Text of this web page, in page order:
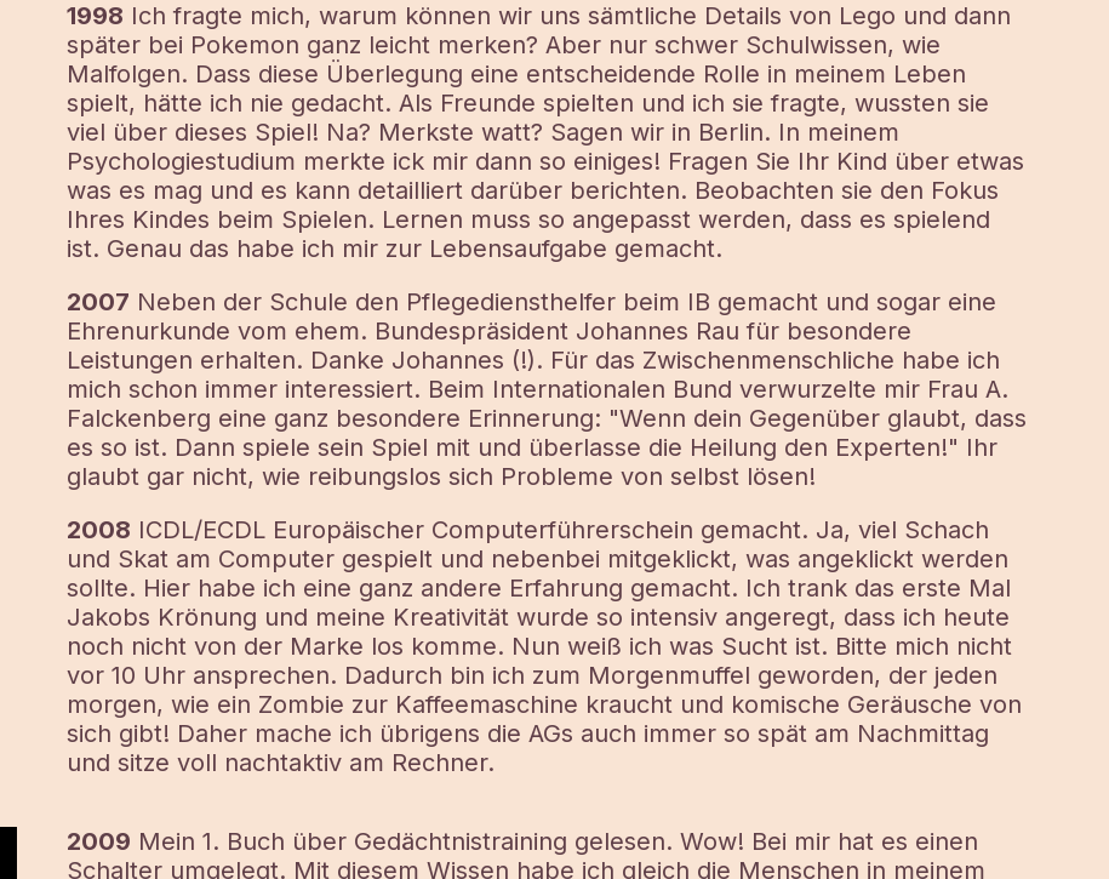
1998 Ich fragte mich, warum können wir uns sämtliche Details von Lego und dann
später bei Pokemon ganz leicht merken? Aber nur schwer Schulwissen, wie
Malfolgen. Dass diese Überlegung eine entscheidende Rolle in meinem Leben
spielt, hätte ich nie gedacht. Als Freunde spielten und ich sie fragte, wussten sie
viel über dieses Spiel! Na? Merkste watt? Sagen wir in Berlin. In meinem
Psychologiestudium merkte ick mir dann so einiges! Fragen Sie Ihr Kind über etwas
was es mag und es kann detailliert darüber berichten. Beobachten sie den Fokus
Ihres Kindes beim Spielen. Lernen muss so angepasst werden, dass es spielend
ist. Genau das habe ich mir zur Lebensaufgabe gemacht.
2007 Neben der Schule den Pflegediensthelfer beim IB gemacht und sogar eine
Ehrenurkunde vom ehem. Bundespräsident Johannes Rau für besondere
Leistungen erhalten. Danke Johannes (!). Für das Zwischenmenschliche habe ich
mich schon immer interessiert. Beim Internationalen Bund verwurzelte mir Frau A.
Falckenberg eine ganz besondere Erinnerung: "Wenn dein Gegenüber glaubt, dass
es so ist. Dann spiele sein Spiel mit und überlasse die Heilung den Experten!" Ihr
glaubt gar nicht, wie reibungslos sich Probleme von selbst lösen!
2008 ICDL/ECDL Europäischer Computerführerschein gemacht. Ja, viel Schach
und Skat am Computer gespielt und nebenbei mitgeklickt, was angeklickt werden
sollte. Hier habe ich eine ganz andere Erfahrung gemacht. Ich trank das erste Mal
Jakobs Krönung und meine Kreativität wurde so intensiv angeregt, dass ich heute
noch nicht von der Marke los komme. Nun weiß ich was Sucht ist. Bitte mich nicht
vor 10 Uhr ansprechen. Dadurch bin ich zum Morgenmuffel geworden, der jeden
morgen, wie ein Zombie zur Kaffeemaschine kraucht und komische Geräusche von
sich gibt! Daher mache ich übrigens die AGs auch immer so spät am Nachmittag
und sitze voll nachtaktiv am Rechner.
2009 Mein 1. Buch über Gedächtnistraining gelesen. Wow! Bei mir hat es einen
Schalter umgelegt. Mit diesem Wissen habe ich gleich die Menschen in meinem